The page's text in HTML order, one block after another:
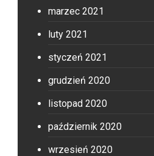
marzec 2021
luty 2021
styczeń 2021
grudzień 2020
listopad 2020
październik 2020
wrzesień 2020